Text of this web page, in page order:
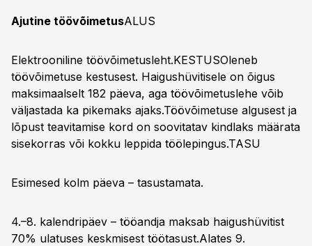
Ajutine töövõimetusALUS
Elektrooniline töövõimetusleht.KESTUSOleneb
töövõimetuse kestusest. Haigushüvitisele on õigus
maksimaalselt 182 päeva, aga töövõimetuslehe võib
väljastada ka pikemaks ajaks.Töövõimetuse algusest ja
lõpust teavitamise kord on soovitatav kindlaks määrata
sisekorras või kokku leppida töölepingus.TASU
Esimesed kolm päeva – tasustamata.
4.–8. kalendripäev – tööandja maksab haigushüvitist
70% ulatuses keskmisest töötasust.Alates 9.